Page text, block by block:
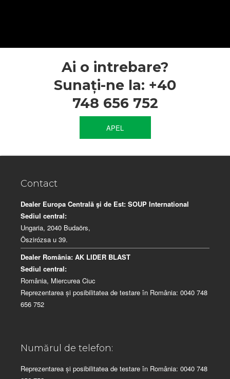
Ai o intrebare?
Sunați-ne la: +40
748 656 752
APEL
Contact
Dealer Europa Centrală şi de Est: SOUP International
Sediul central:
Ungaria, 2040 Budaörs,
Öszirózsa u 39.
Dealer România: AK LIDER BLAST
Sediul central:
România, Miercurea Ciuc
Reprezentarea și posibilitatea de testare în România: 0040 748
656 752
Numărul de telefon:
Reprezentarea și posibilitatea de testare în România: 0040 748